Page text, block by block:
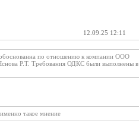
12.09.25 12:11
по отношению к компании ООО
Р.Т. Требования ОДКС были выполнены в
такое мнение